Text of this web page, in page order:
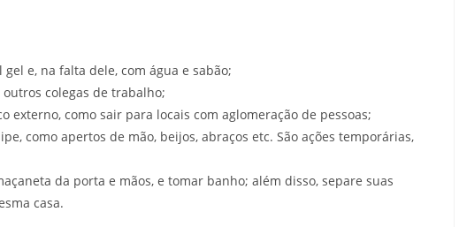
e, na falta dele, com água e sabão;
colegas de trabalho;
externo, como sair para locais com aglomeração de pessoas;
como apertos de mão, beijos, abraços etc. São ações temporárias,
da porta e mãos, e tomar banho; além disso, separe suas
casa.